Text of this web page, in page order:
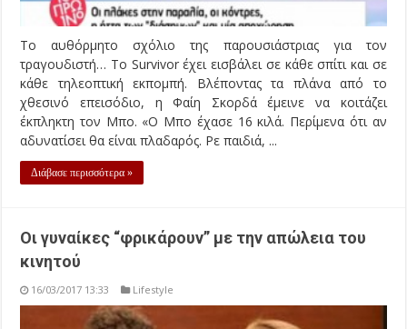
Το αυθόρμητο σχόλιο της παρουσιάστριας για τον
τραγουδιστή… Το Survivor έχει εισβάλει σε κάθε σπίτι και σε
κάθε τηλεοπτική εκπομπή. Βλέποντας τα πλάνα από το
χθεσινό επεισόδιο, η Φαίη Σκορδά έμεινε να κοιτάζει
έκπληκτη τον Μπο. «Ο Μπο έχασε 16 κιλά. Περίμενα ότι αν
αδυνατίσει θα είναι πλαδαρός. Ρε παιδιά, ...
Διάβασε περισσότερα »
Οι γυναίκες “φρικάρουν” με την απώλεια του
κινητού
16/03/2017 13:33 Lifestyle